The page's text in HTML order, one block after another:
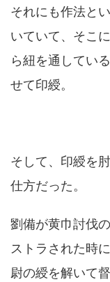
それにも作法と
いていて、そこ
ら紐を通してい
せて印綬。
そして、印綬を
仕方だった。
劉備が黄巾討伐
ストラされた時
尉の綬を解いて